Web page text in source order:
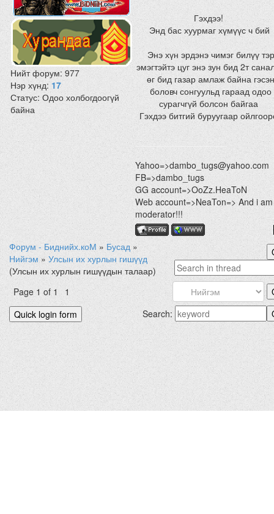
Нийт форум:977
Нэр хүнд:17
Статус:Одоо холбогдоогүй
байна
Гэхдээ!
Энд бас хуурмаг хүмүүс ч бий
Энэ хүн эрдэнэ чимэг билүү тэр
эмэгтэйтэ цуг энэ зун бид 2т
өг бид газар амлаж байна гэсэн
боловч сонгуульд гараад одоо
сурагчгүй болсон байгаа
Гэхдээ битгий буруугаар
Yahoo=>dambo_tugs@yahoo.com
FB=>dambo_tugs
GG account=>OoZz.HeaToN
Web account=>NeaTon=> And i am
moderator!!!
Форум - Биднийх.коМ » Бусад »
Нийгэм » Улсын их хурлын гишүүд
(Улсын их хурлын гишүүдын талаар)
Page1of1 1
Search: